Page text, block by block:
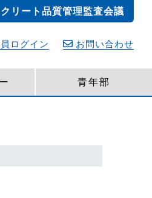
ログイン お問い合わせ
リート品質管理監査会議
青年部